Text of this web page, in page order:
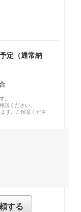
定（通常納
。
談ください。
す。ご留意くださ
する